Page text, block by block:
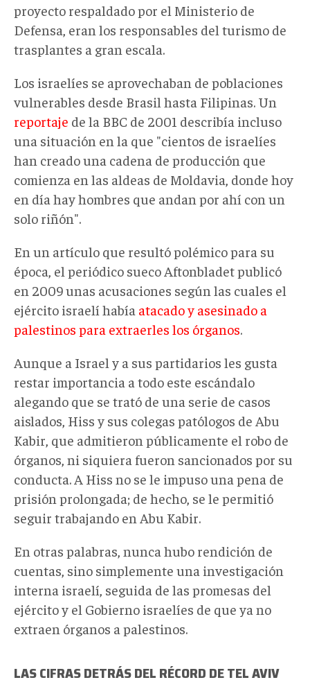
proyecto respaldado por el Ministerio de
Defensa, eran los responsables del turismo de
trasplantes a gran escala.
Los israelíes se aprovechaban de poblaciones
vulnerables desde Brasil hasta Filipinas. Un
reportaje de la BBC de 2001 describía incluso
una situación en la que "cientos de israelíes
han creado una cadena de producción que
comienza en las aldeas de Moldavia, donde hoy
en día hay hombres que andan por ahí con un
solo riñón".
En un artículo que resultó polémico para su
época, el periódico sueco Aftonbladet publicó
en 2009 unas acusaciones según las cuales el
ejército israelí había atacado y asesinado a
palestinos para extraerles los órganos.
Aunque a Israel y a sus partidarios les gusta
restar importancia a todo este escándalo
alegando que se trató de una serie de casos
aislados, Hiss y sus colegas patólogos de Abu
Kabir, que admitieron públicamente el robo de
órganos, ni siquiera fueron sancionados por su
conducta. A Hiss no se le impuso una pena de
prisión prolongada; de hecho, se le permitió
seguir trabajando en Abu Kabir.
En otras palabras, nunca hubo rendición de
cuentas, sino simplemente una investigación
interna israelí, seguida de las promesas del
ejército y el Gobierno israelíes de que ya no
extraen órganos a palestinos.
LAS CIFRAS DETRÁS DEL RÉCORD DE TEL AVIV